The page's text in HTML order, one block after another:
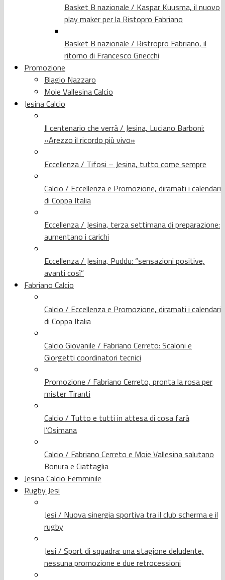
Basket B nazionale / Kaspar Kuusma, il nuovo
play maker per la Ristopro Fabriano
Basket B nazionale / Ristropro Fabriano, il
ritorno di Francesco Gnecchi
Promozione
Biagio Nazzaro
Moie Vallesina Calcio
Jesina Calcio
Il centenario che verrà / Jesina, Luciano Barboni:
«Arezzo il ricordo più vivo»
Eccellenza / Tifosi – Jesina, tutto come sempre
Calcio / Eccellenza e Promozione, diramati i calendari
di Coppa Italia
Eccellenza / Jesina, terza settimana di preparazione:
aumentano i carichi
Eccellenza / Jesina, Puddu: “sensazioni positive,
avanti così”
Fabriano Calcio
Calcio / Eccellenza e Promozione, diramati i calendari
di Coppa Italia
Calcio Giovanile / Fabriano Cerreto: Scaloni e
Giorgetti coordinatori tecnici
Promozione / Fabriano Cerreto, pronta la rosa per
mister Tiranti
Calcio / Tutto e tutti in attesa di cosa farà
l’Osimana
Calcio / Fabriano Cerreto e Moie Vallesina salutano
Bonura e Ciattaglia
Jesina Calcio Femminile
Rugby Jesi
Jesi / Nuova sinergia sportiva tra il club scherma e il
rugby
Jesi / Sport di squadra: una stagione deludente,
nessuna promozione e due retrocessioni